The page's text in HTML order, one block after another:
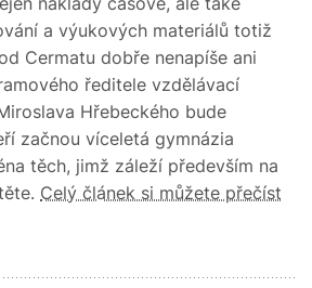
a výukových materiálů totiž
Cermatu dobře nenapíše ani
ředitele vzdělávací
Hřebeckého bude
začnou víceletá gymnázia
těch, jimž záleží především na
Celý článek si můžete přečíst